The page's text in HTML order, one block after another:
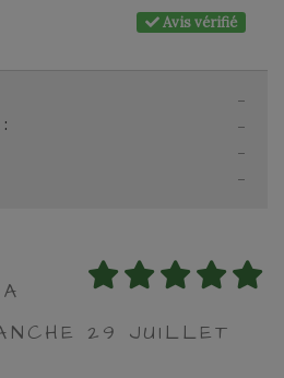
Avis vérifié
-
-
-
-
A
29 JUILLET